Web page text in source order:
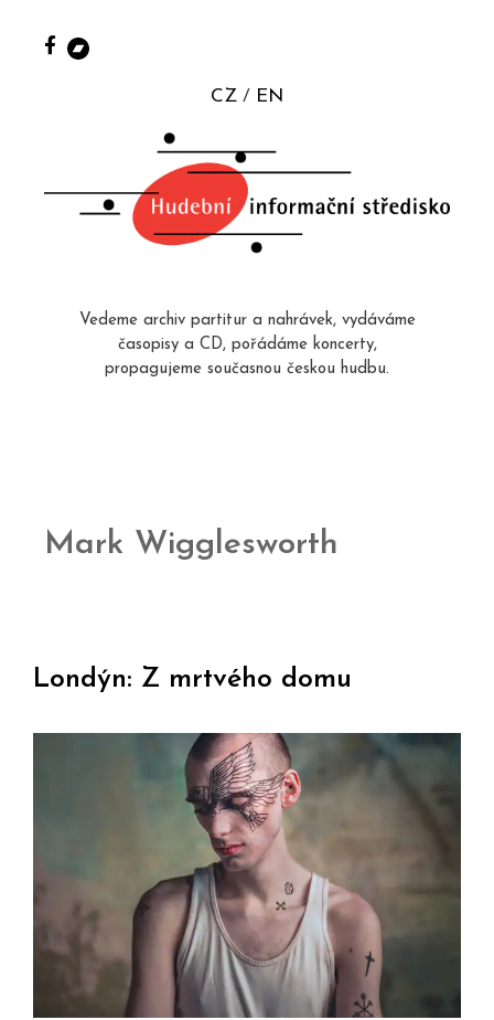
CZ EN
Vedeme archiv partitur a nahrávek, vydáváme
časopisy a CD, pořádáme koncerty,
propagujeme současnou českou hudbu.
Mark Wigglesworth
Londýn: Z mrtvého domu